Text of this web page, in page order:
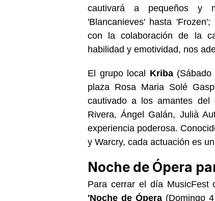
cautivará a pequeños y
'Blancanieves' hasta
con la colaboración de la
habilidad y emotividad, nos
El grupo local Kriba (
plaza Rosa Maria Solé
cautivado a los amantes del
Rivera, Ángel Galán, Julià
experiencia poderosa.
y Warcry, cada actuación es
Noche de Ópera
Para cerrar el día MusicFest
'Noche de Ópera (Domingo